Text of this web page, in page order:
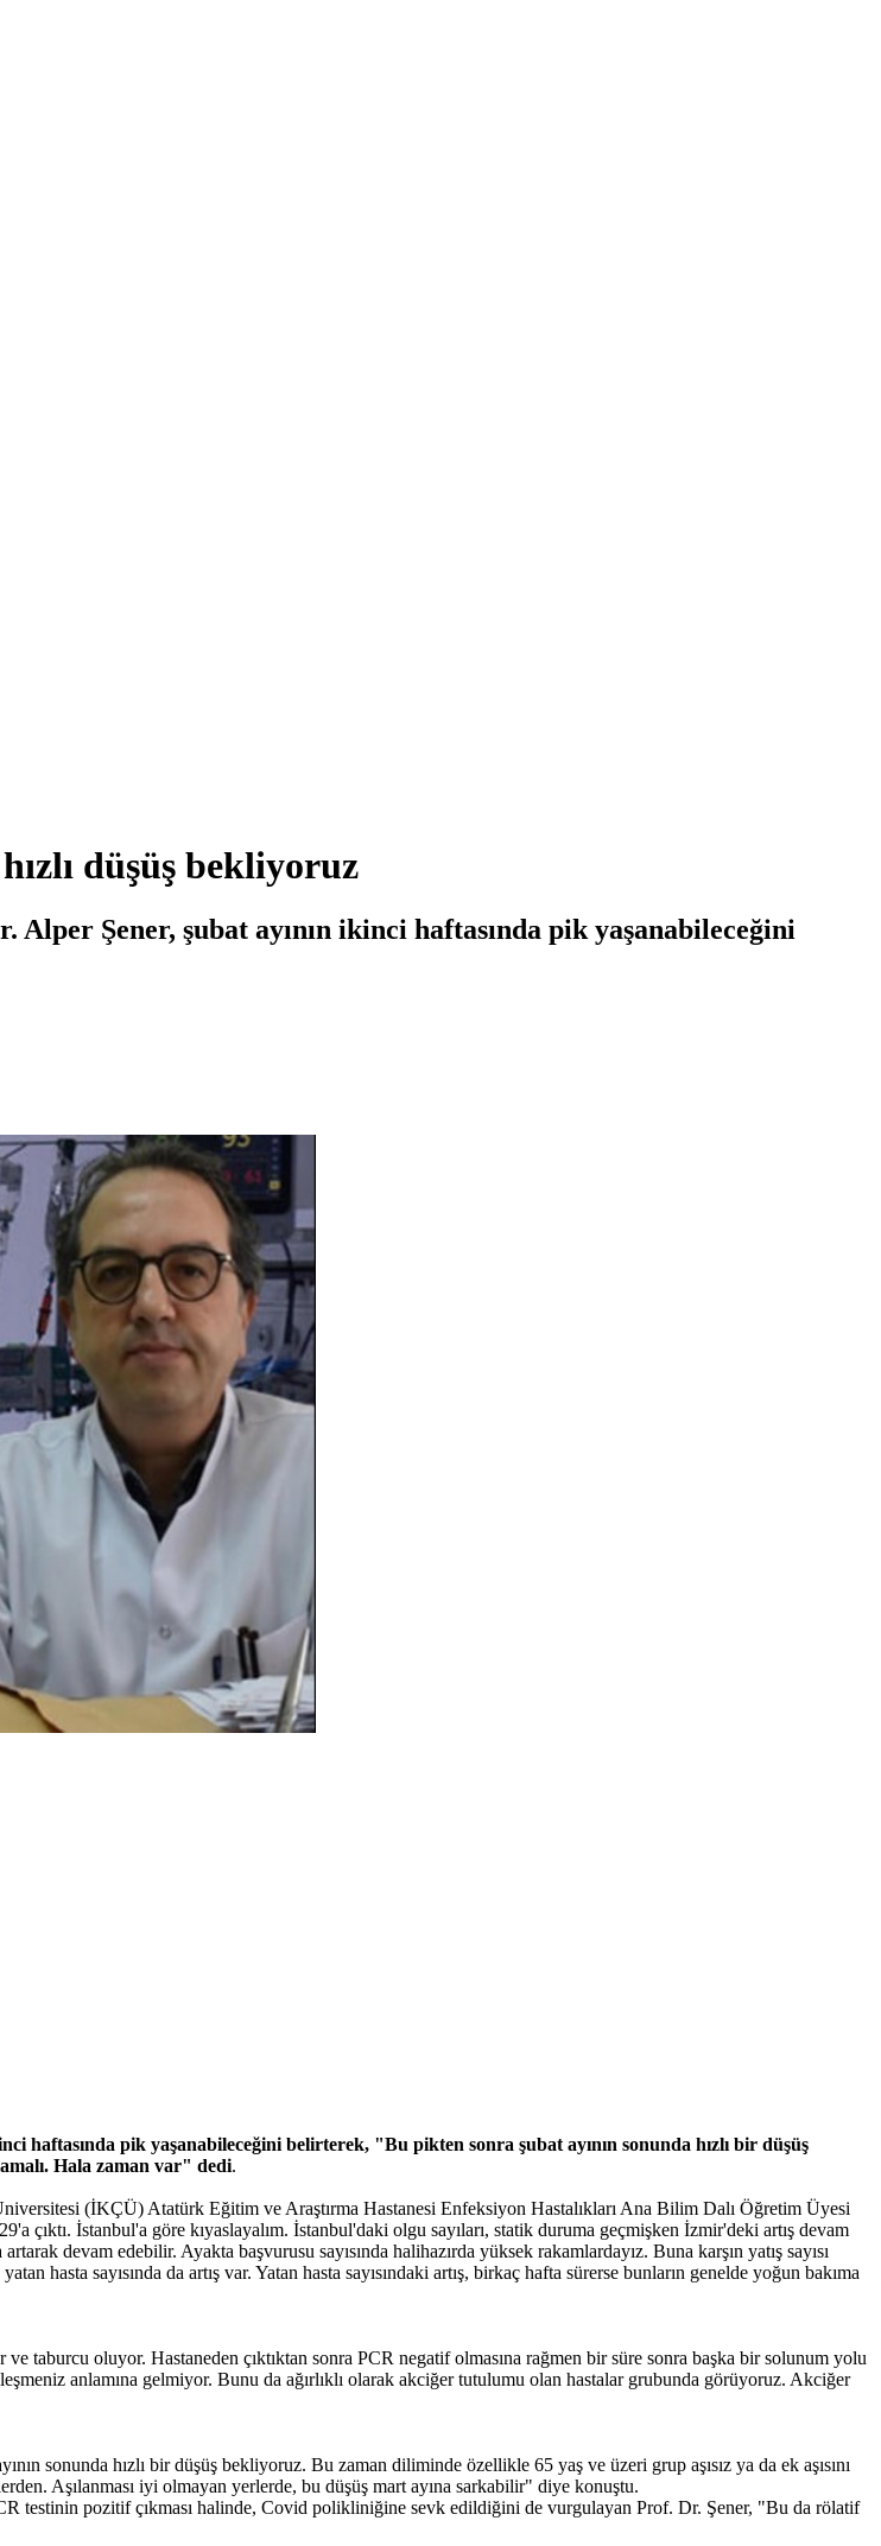
düşüş bekliyoruz
Şener, şubat ayının ikinci haftasında pik yaşanabileceğini
haftasında pik yaşanabileceğini belirterek, "Bu pikten sonra şubat ayının sonunda hızlı bir düşüş
Hala zaman var" dedi.
(İKÇÜ) Atatürk Eğitim ve Araştırma Hastanesi Enfeksiyon Hastalıkları Ana Bilim Dalı Öğretim Üyesi
İstanbul'a göre kıyaslayalım. İstanbul'daki olgu sayıları, statik duruma geçmişken İzmir'deki artış devam
devam edebilir. Ayakta başvurusu sayısında halihazırda yüksek rakamlardayız. Buna karşın yatış sayısı
hasta sayısında da artış var. Yatan hasta sayısındaki artış, birkaç hafta sürerse bunların genelde yoğun bakıma
taburcu oluyor. Hastaneden çıktıktan sonra PCR negatif olmasına rağmen bir süre sonra başka bir solunum yolu
anlamına gelmiyor. Bunu da ağırlıklı olarak akciğer tutulumu olan hastalar grubunda görüyoruz. Akciğer
sonunda hızlı bir düşüş bekliyoruz. Bu zaman diliminde özellikle 65 yaş ve üzeri grup aşısız ya da ek aşısını
Aşılanması iyi olmayan yerlerde, bu düşüş mart ayına sarkabilir" diye konuştu.
testinin pozitif çıkması halinde, Covid polikliniğine sevk edildiğini de vurgulayan Prof. Dr. Şener, "Bu da rölatif